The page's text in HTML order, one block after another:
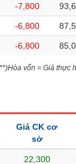
-7,800
-6,800
-6,800
vốn = Giá thực
Giá CK cơ
sở
22,300